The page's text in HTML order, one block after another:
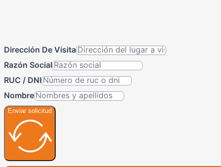
Dirección De Visita
Razón Social
RUC / DNI
Nombre
Enviar solicitud